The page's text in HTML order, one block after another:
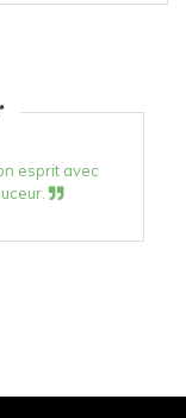
esprit avec